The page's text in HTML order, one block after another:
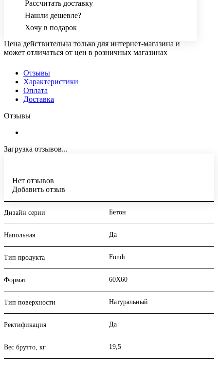
Рассчитать доставку
Нашли дешевле?
Хочу в подарок
Цена действительна только для интернет-магазина и
может отличаться от цен в розничных магазинах
Отзывы
Характеристики
Оплата
Доставка
Отзывы
Загрузка отзывов...
Нет отзывов
Добавить отзыв
Дизайн серии Бетон
Напольная Да
Тип продукта Fondi
Формат 60X60
Тип поверхности Натуральный
Ректификация Да
Вес брутто, кг 19,5